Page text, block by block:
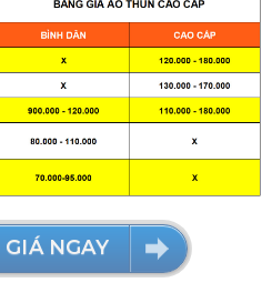
NGAY